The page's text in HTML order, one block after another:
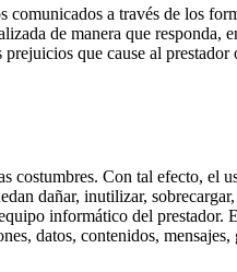
a través de los
de manera que responda,
que cause al prestador
Con tal efecto, el
dañar, inutilizar,
informático del prestador.
datos, contenidos,